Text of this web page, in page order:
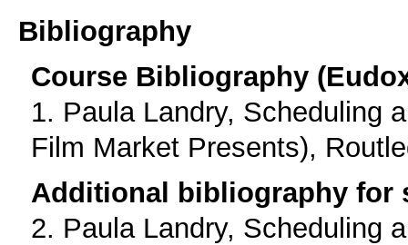
Bibliography
Course Bibliography
1. Paula Landry, Scheduling
Film Market Presents),
Additional bibliography for
2. Paula Landry, Scheduling